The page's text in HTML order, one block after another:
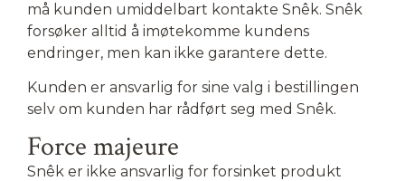
må kunden umiddelbart kontakte Snêk. Snêk
forsøker alltid å imøtekomme kundens
endringer, men kan ikke garantere dette.
Kunden er ansvarlig for sine valg i bestillingen
selv om kunden har rådført seg med Snêk.
Force majeure
Snêk er ikke ansvarlig for forsinket produkt